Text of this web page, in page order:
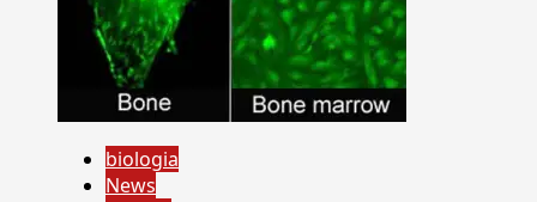
biologia
News